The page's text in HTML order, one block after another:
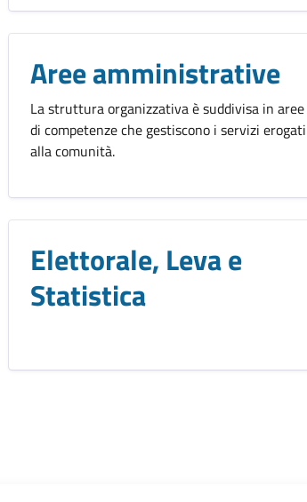
Aree amministrative
La struttura organizzativa è suddivisa in aree
di competenze che gestiscono i servizi erogati
alla comunità.
Elettorale, Leva e
Statistica